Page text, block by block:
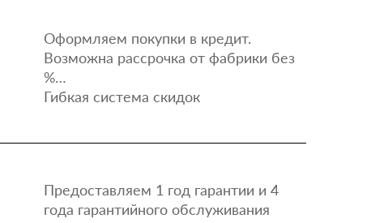
Оформляем покупки в кредит.
Возможна рассрочка от фабрики без
%…
Гибкая система скидок
Предоставляем 1 год гарантии и 4
года гарантийного обслуживания